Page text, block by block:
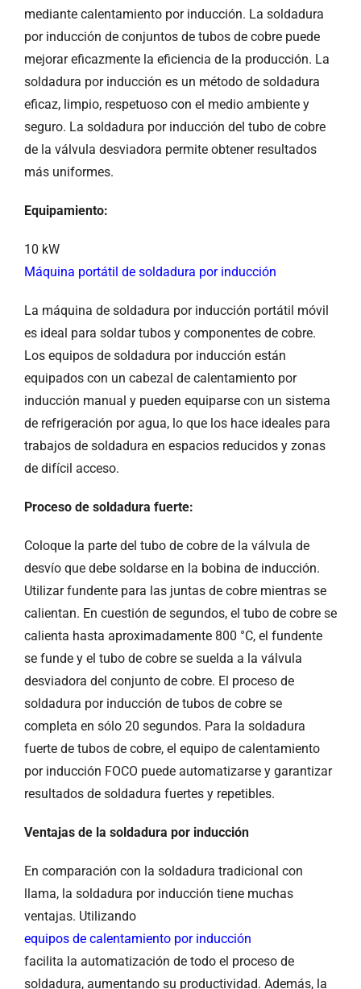
mediante calentamiento por inducción. La soldadura
por inducción de conjuntos de tubos de cobre puede
mejorar eficazmente la eficiencia de la producción. La
soldadura por inducción es un método de soldadura
eficaz, limpio, respetuoso con el medio ambiente y
seguro. La soldadura por inducción del tubo de cobre
de la válvula desviadora permite obtener resultados
más uniformes.
Equipamiento:
10 kW
Máquina portátil de soldadura por inducción
La máquina de soldadura por inducción portátil móvil
es ideal para soldar tubos y componentes de cobre.
Los equipos de soldadura por inducción están
equipados con un cabezal de calentamiento por
inducción manual y pueden equiparse con un sistema
de refrigeración por agua, lo que los hace ideales para
trabajos de soldadura en espacios reducidos y zonas
de difícil acceso.
Proceso de soldadura fuerte:
Coloque la parte del tubo de cobre de la válvula de
desvío que debe soldarse en la bobina de inducción.
Utilizar fundente para las juntas de cobre mientras se
calientan. En cuestión de segundos, el tubo de cobre se
calienta hasta aproximadamente 800 °C, el fundente
se funde y el tubo de cobre se suelda a la válvula
desviadora del conjunto de cobre. El proceso de
soldadura por inducción de tubos de cobre se
completa en sólo 20 segundos. Para la soldadura
fuerte de tubos de cobre, el equipo de calentamiento
por inducción FOCO puede automatizarse y garantizar
resultados de soldadura fuertes y repetibles.
Ventajas de la soldadura por inducción
En comparación con la soldadura tradicional con
llama, la soldadura por inducción tiene muchas
ventajas. Utilizando
equipos de calentamiento por inducción
facilita la automatización de todo el proceso de
soldadura, aumentando su productividad. Además, la